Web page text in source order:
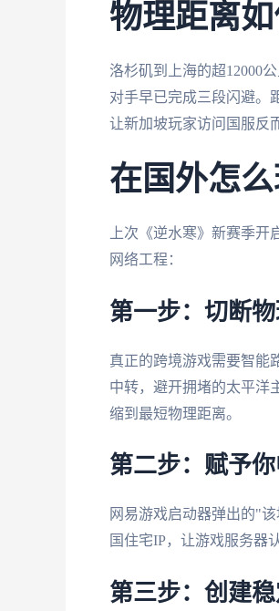
物理距离
洛杉矶到上海的超12000
对手早已完成三段闪避。
让新加坡玩家访问国服反
在国外怎
上次《逆水寒》新赛季
网络工程：
第一步：切断
真正的跨境游戏需要智能
中转，避开拥堵的太平洋
缩到最短物理距离。
第二步：赋予
网易游戏启动器弹出的"
国住宅IP，让游戏服务器
第三步：创建